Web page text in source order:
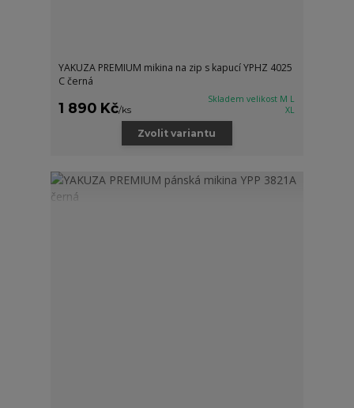
YAKUZA PREMIUM mikina na zip s kapucí YPHZ 4025
C černá
1 890 Kč/ks
Skladem velikost M L
XL
Zvolit variantu